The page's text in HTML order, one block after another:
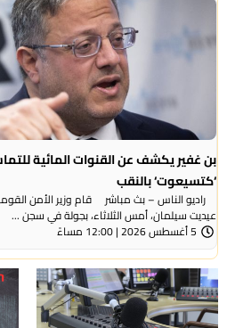
بن غفير يكشف عن القنوات المائية
‘كتسيعوت‘ بالنقب
راديو الناس – بث مباشر قام وزير الأمن القومي
عيديت سيلمان، أمس الثلاثاء، بجولة في سجن ...
5 أغسطس 2026 | 12:00 مساءً